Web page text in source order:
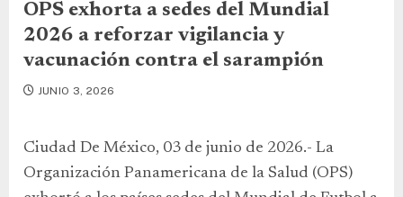
OPS exhorta a sedes del Mundial
2026 a reforzar vigilancia y
vacunación contra el sarampión
JUNIO 3, 2026
Ciudad De México, 03 de junio de 2026.- La
Organización Panamericana de la Salud (OPS)